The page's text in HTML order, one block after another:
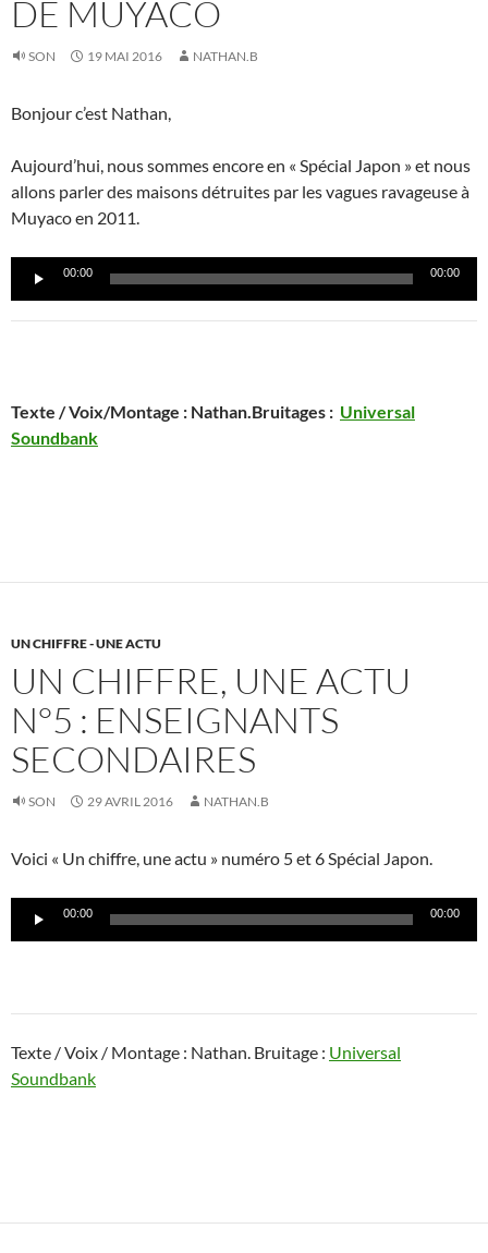
DE MUYACO
SON 19 MAI 2016 NATHAN.B
Bonjour c’est Nathan,
Aujourd’hui, nous sommes encore en « Spécial Japon » et nous
allons parler des maisons détruites par les vagues ravageuse à
Muyaco en 2011.
Lecteur00:00 00:00
Texte / Voix/Montage : Nathan.Bruitages : Universal
Soundbank
UN CHIFFRE - UNE ACTU
UN CHIFFRE, UNE ACTU
N°5 : ENSEIGNANTS
SECONDAIRES
SON 29 AVRIL 2016 NATHAN.B
Voici « Un chiffre, une actu » numéro 5 et 6 Spécial Japon.
Lecteur00:00 00:00
Texte / Voix / Montage : Nathan. Bruitage : Universal
Soundbank